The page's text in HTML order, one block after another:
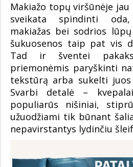
Makiažo topų viršūnėje
sveikata spindinti
makiažas bei sodrios
šukuosenos taip pat vis
Tad ir šventei
priemonėmis paryškinti
tekstūrą arba sukelti
Svarbi detalė –
populiarūs nišiniai,
užuodžiami tik būnant
nepavirstantys lydinčiu